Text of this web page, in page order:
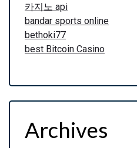
카지노 api
bandar sports online
bethoki77
best Bitcoin Casino
Archives